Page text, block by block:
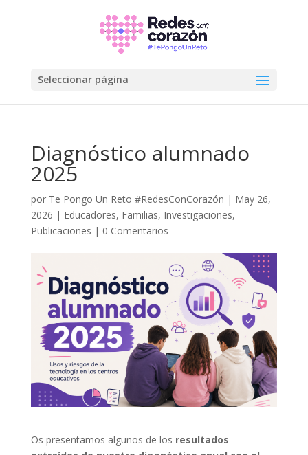
Seleccionar página
Diagnóstico alumnado
2025
por Te Pongo Un Reto #RedesConCorazón | May 26,
2026 | Educadores, Familias, Investigaciones,
Publicaciones | 0 Comentarios
Os presentamos algunos de los resultados